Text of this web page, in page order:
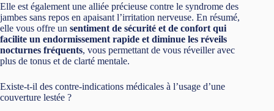
Elle est également une alliée précieuse contre le syndrome des
jambes sans repos en apaisant l’irritation nerveuse. En résumé,
elle vous offre un sentiment de sécurité et de confort qui
facilite un endormissement rapide et diminue les réveils
nocturnes fréquents, vous permettant de vous réveiller avec
plus de tonus et de clarté mentale.
Existe-t-il des contre-indications médicales à l’usage d’une
couverture lestée ?